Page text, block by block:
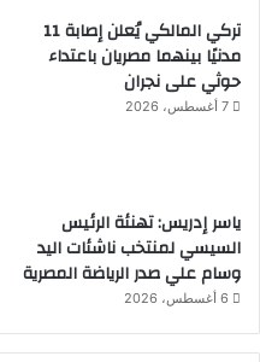
تركي المالكي يُعلن إصابة 11
مدنيًا بينهما مصريان باعتداء
حوثي على نجران
7 أغسطس، 2026
ياسر إدريس: تهنئة الرئيس
السيسي لمنتخب ناشئات اليد
وسام علي صدر الرياضة المصرية
6 أغسطس، 2026